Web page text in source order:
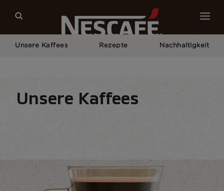
Unsere Kaffees Rezepte Nachhaltigkeit
Unsere Kaffees